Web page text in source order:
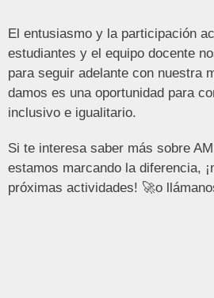
El entusiasmo y la participación
estudiantes y el equipo docente
para seguir adelante con nuestra
damos es una oportunidad para
inclusivo e igualitario.
Si te interesa saber más sobre
estamos marcando la diferencia,
próximas actividades! 🚀o